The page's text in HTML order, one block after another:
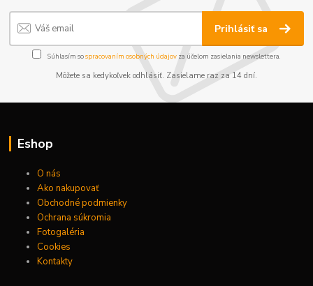
Prihlásiť sa
Súhlasím sospracovaním osobných údajov za účelom zasielania newslettera.
Môžete sa kedykoľvek odhlásiť. Zasielame raz za 14 dní.
Eshop
O nás
Ako nakupovať
Obchodné podmienky
Ochrana súkromia
Fotogaléria
Cookies
Kontakty